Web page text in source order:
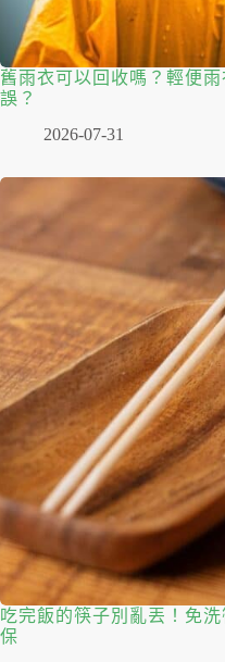
舊雨衣可以回收嗎？輕便
誤？
2026-07-31
吃完飯的筷子別亂丟！免
保